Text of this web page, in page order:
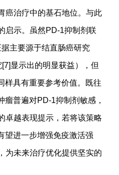
癌治疗中的基石地位。与此
启示。虽然PD-1抑制剂联
主要源于结直肠癌研究
[7]显示出的明显获益），但
样具有重要参考价值。既往
瘤普遍对PD-1抑制剂敏感，
卓越表现提示，若将该策略
望进一步增强免疫激活强
为未来治疗优化提供坚实的